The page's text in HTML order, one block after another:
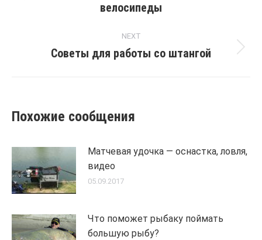
post:
велосипеды
NEXT
Next
Советы для работы со штангой
Похожие сообщения
Матчевая удочка — оснастка, ловля,
видео
05.09.2017
Что поможет рыбаку поймать
большую рыбу?